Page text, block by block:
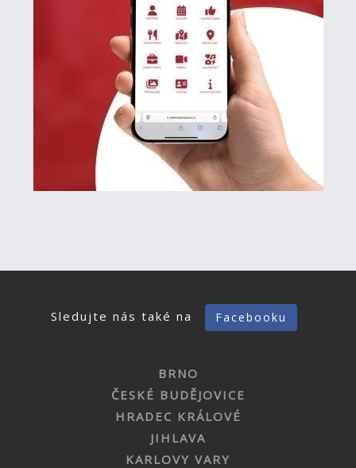
Sledujte nás také na Facebooku
BRNO
ČESKÉ BUDĚJOVICE
HRADEC KRÁLOVÉ
JIHLAVA
KARLOVY VARY